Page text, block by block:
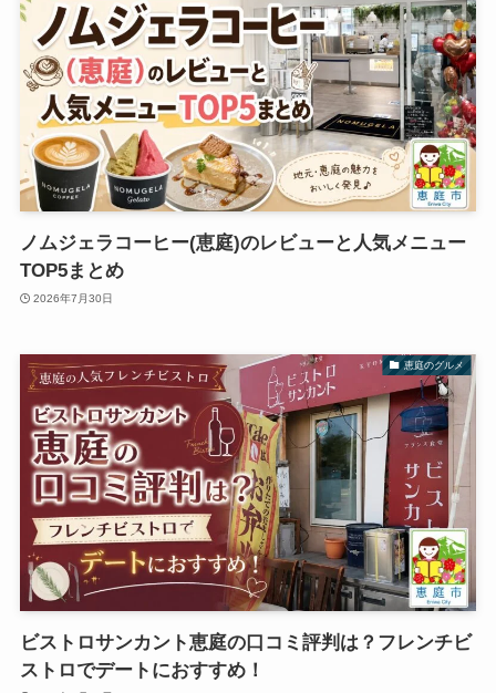
ノムジェラコーヒー(恵庭)のレビューと人気メニュー
TOP5まとめ
2026年7月30日
恵庭のグルメ
ビストロサンカント恵庭の口コミ評判は？フレンチビ
ストロでデートにおすすめ！